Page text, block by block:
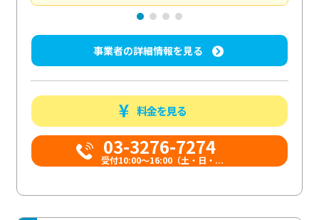
事業者の詳細情報を見る
料金を見る
03-3276-7274
受付10:00〜16:00（土・日・...